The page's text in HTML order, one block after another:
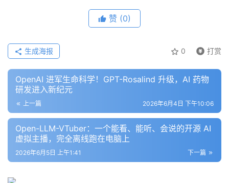
赞 (0)
0 打赏
生成海报
OpenAI 进军生命科学！GPT-Rosalind 升级，AI 药物
研发进入新纪元
上一篇 2026年6月4日 下午10:06
Open-LLM-VTuber：一个能看、能听、会说的开源 AI
虚拟主播，完全离线跑在电脑上
下一篇
2026年6月5日 上午1:41